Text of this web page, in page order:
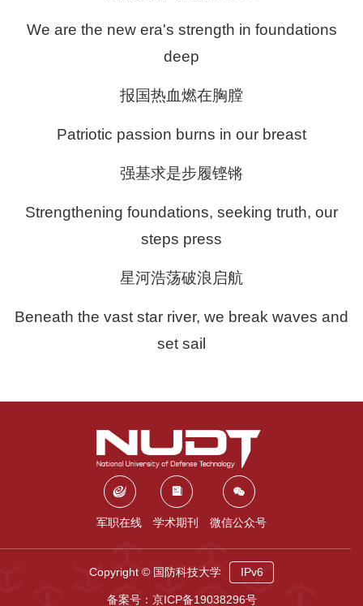
We are the new era's strength in foundations
deep
报国热血燃在胸膛
Patriotic passion burns in our breast
强基求是步履铿锵
Strengthening foundations, seeking truth, our
steps press
星河浩荡破浪启航
Beneath the vast star river, we break waves and
set sail
军职在线 学术期刊 微信公众号
Copyright © 国防科技大学 IPv6
备案号：京ICP备19038296号